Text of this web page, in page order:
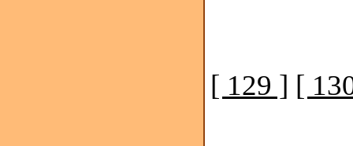
[ 129 ] [